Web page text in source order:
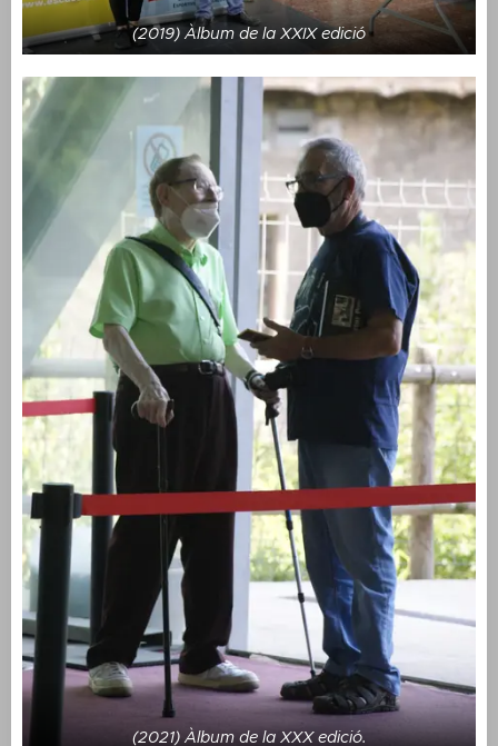
(2019) Àlbum de la XXIX edició
(2021) Àlbum de la XXX edició.